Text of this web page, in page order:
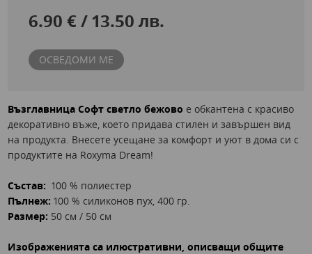
6.90 € / 13.50 лв.
ОСВЕДОМИ МЕ
Възглавница Софт светло бежово е обкантена с красиво
декоративно въже, което придава стилен и завършен вид
на продукта. Внесете усещане за комфорт и уют в дома си с
продуктите на Roxyma Dream!
Състав: 100 % полиестер
Пълнеж:100 % силиконов пух, 400 гр.
Размер: 50 см / 50 см
Изображенията са илюстративни, описващи общите